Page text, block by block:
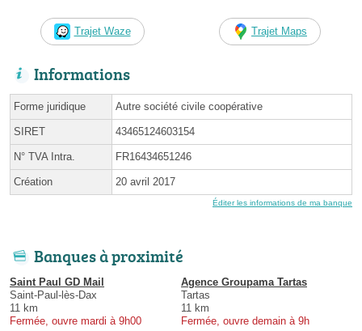
Trajet Waze Trajet Maps
Informations
Forme juridique Autre société civile coopérative
SIRET 43465124603154
N° TVA Intra. FR16434651246
Création 20 avril 2017
Éditer les informations de ma banque
Banques à proximité
Saint Paul GD Mail
Saint-Paul-lès-Dax
11 km
Fermée, ouvre mardi à 9h00
Agence Groupama Tartas
Tartas
11 km
Fermée, ouvre demain à 9h